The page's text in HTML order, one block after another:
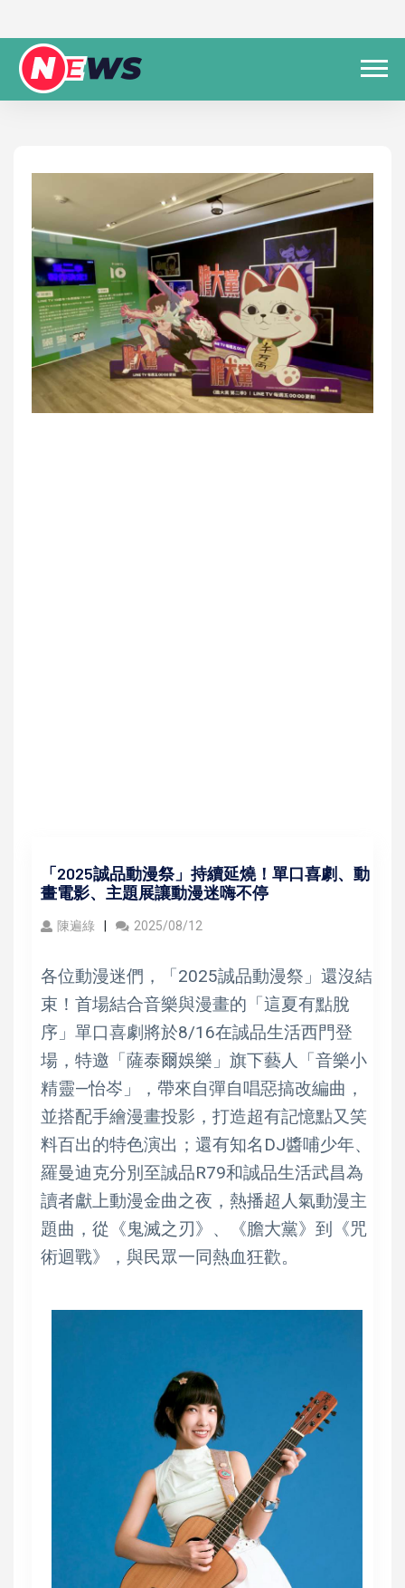
「2025誠品動漫祭」持續延燒！單口喜劇、動
畫電影、主題展讓動漫迷嗨不停
陳遍綠 2025/08/12
各位動漫迷們，「2025誠品動漫祭」還沒結
束！首場結合音樂與漫畫的「這夏有點脫
序」單口喜劇將於8/16在誠品生活西門登
場，特邀「薩泰爾娛樂」旗下藝人「音樂小
精靈—怡岑」，帶來自彈自唱惡搞改編曲，
並搭配手繪漫畫投影，打造超有記憶點又笑
料百出的特色演出；還有知名DJ醬哺少年、
羅曼迪克分別至誠品R79和誠品生活武昌為
讀者獻上動漫金曲之夜，熱播超人氣動漫主
題曲，從《鬼滅之刃》、《膽大黨》到《咒
術迴戰》，與民眾一同熱血狂歡。